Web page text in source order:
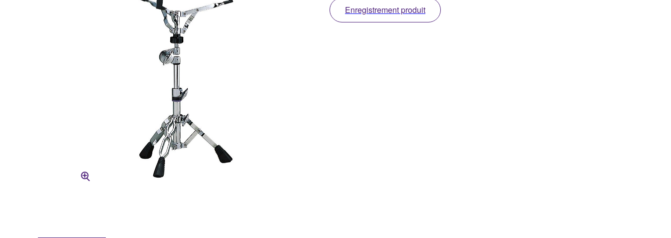
Enregistrement produit